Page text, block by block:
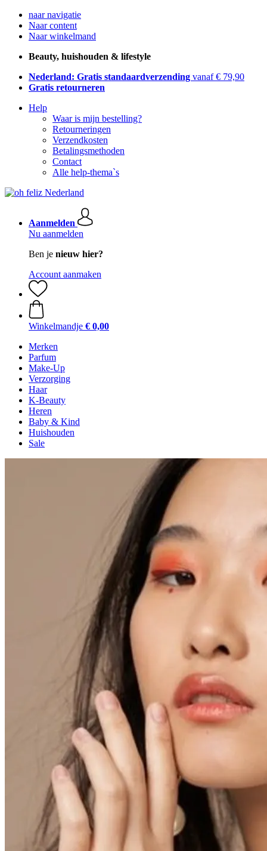
naar navigatie
Naar content
Naar winkelmand
Beauty, huishouden & lifestyle
Nederland: Gratis standaardverzending vanaf € 79,90
Gratis retourneren
Help
Waar is mijn bestelling?
Retourneringen
Verzendkosten
Betalingsmethoden
Contact
Alle help-thema`s
Aanmelden
Nu aanmelden
Ben je nieuw hier?
Account aanmaken
Winkelmandje € 0,00
Merken
Parfum
Make-Up
Verzorging
Haar
K-Beauty
Heren
Baby & Kind
Huishouden
Sale